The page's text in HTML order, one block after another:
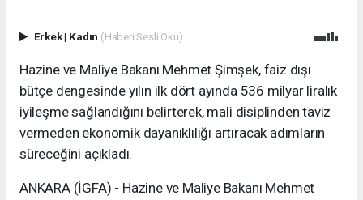
Erkek| Kadın (Haberi Sesli Oku)
Hazine ve Maliye Bakanı Mehmet Şimşek, faiz dışı
bütçe dengesinde yılın ilk dört ayında 536 milyar liralık
iyileşme sağlandığını belirterek, mali disiplinden taviz
vermeden ekonomik dayanıklılığı artıracak adımların
süreceğini açıkladı.
ANKARA (İGFA) - Hazine ve Maliye Bakanı Mehmet